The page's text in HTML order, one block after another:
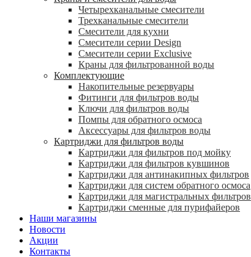
Четырехканальные смесители
Трехканальные смесители
Смесители для кухни
Смесители серии Design
Смесители серии Exclusive
Краны для фильтрованной воды
Комплектующие
Накопительные резервуары
Фитинги для фильтров воды
Ключи для фильтров воды
Помпы для обратного осмоса
Аксессуары для фильтров воды
Картриджи для фильтров воды
Картриджи для фильтров под мойку
Картриджи для фильтров кувшинов
Картриджи для антинакипных фильтров
Картриджи для систем обратного осмоса
Картриджи для магистральных фильтров
Картриджи сменные для пурифайеров
Наши магазины
Новости
Акции
Контакты